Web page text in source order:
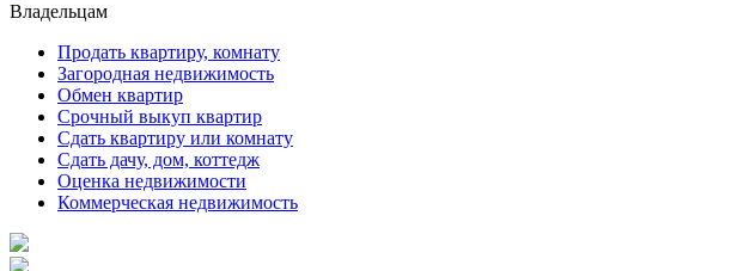
Владельцам
Продать квартиру, комнату
Загородная недвижимость
Обмен квартир
Срочный выкуп квартир
Сдать квартиру или комнату
Сдать дачу, дом, коттедж
Оценка недвижимости
Коммерческая недвижимость